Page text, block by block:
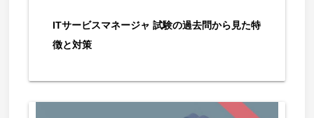
ITサービスマネージャ 試験の過去問から見た特
徴と対策